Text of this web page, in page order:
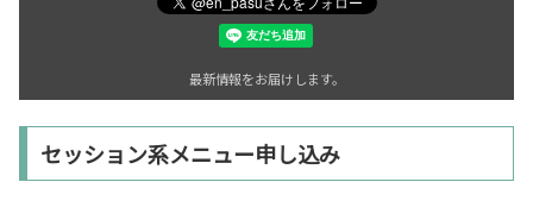
最新情報をお届けします。
セッション系メニュー申し込み